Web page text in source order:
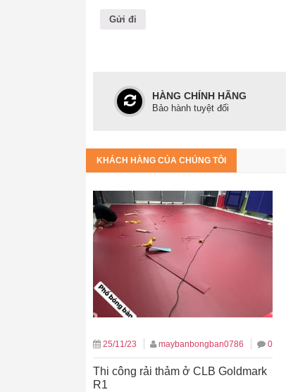
HÀNG CHÍNH HÃNG
Bảo hành tuyệt đối
KHÁCH HÀNG CỦA CHÚNG TÔI
25/11/23 maybanbongban0786 0
Thi công rải thảm ở CLB Goldmark
R1